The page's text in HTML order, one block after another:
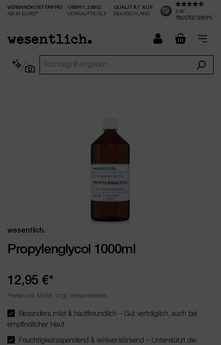
springen
VERSANDKOSTENFREI
AB 49 EURO**
ÜBER 1,2 MIO.
VERKAUFTE ÖLE
QUALITÄT AUS
DEUTSCHLAND
4.82
TRUSTED SHOPS
wesentlich.
Propylenglycol 1000ml
12,95 €*
Preise inkl. MwSt. zzgl. Versandkosten
Besonders mild & hautfreundlich – Gut verträglich, auch bei
empfindlicher Haut
Feuchtigkeitsspendend & wirkverstärkend – Unterstützt die